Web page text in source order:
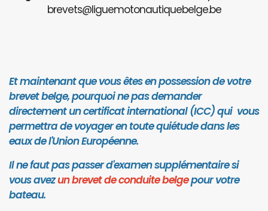
brevets@liguemotonautiquebelge.be
Et maintenant que vous êtes en possession de votre
brevet belge, pourquoi ne pas demander
directement un certificat international (ICC) qui vous
permettra de voyager en toute quiétude dans les
eaux de l'Union Européenne.
Il ne faut pas passer d'examen supplémentaire si
vous avezun brevet de conduite belgepour votre
bateau.